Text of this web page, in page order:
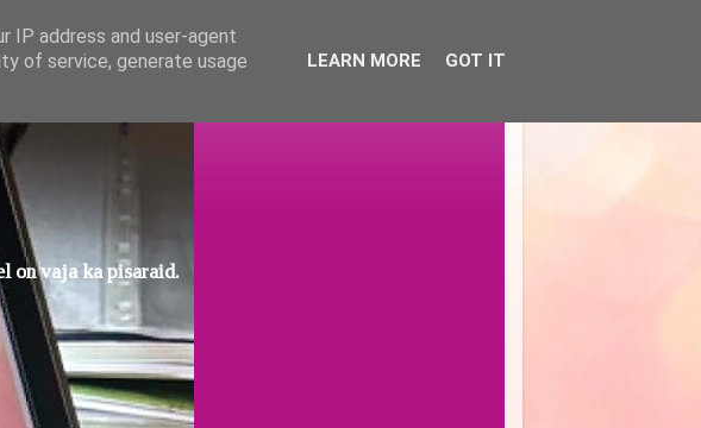
on vaja ka pisaraid.
IP address and user-agent
of service, generate usage
LEARN MORE GOT IT